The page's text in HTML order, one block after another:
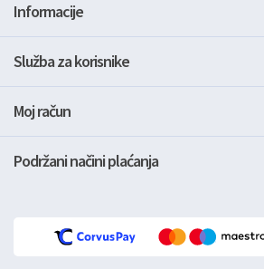
Informacije
Služba za korisnike
Moj račun
Podržani načini plaćanja